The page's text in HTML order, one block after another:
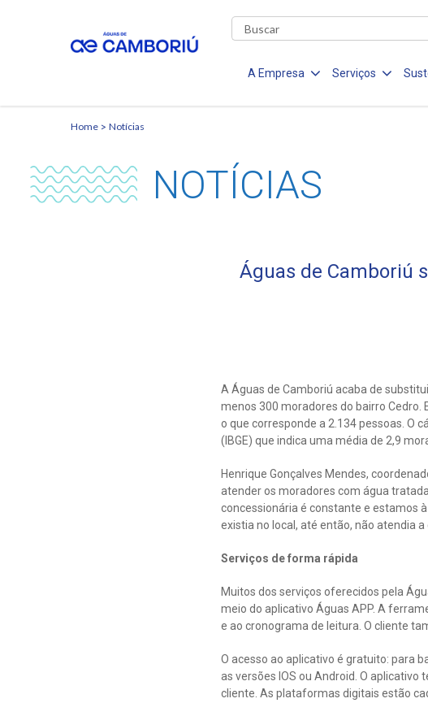
A Empresa Serviços
Home Notícias
NOTÍCIAS
Águas de Camboriú
A Águas de Camboriú acaba de
menos 300 moradores do bairro Cedro.
o que corresponde a 2.134 pessoas. O
(IBGE) que indica uma média de 2,9
Henrique Gonçalves Mendes,
atender os moradores com água
concessionária é constante e estamos
existia no local, até então, não atendia
Serviços de forma rápida
Muitos dos serviços oferecidos pela
meio do aplicativo Águas APP. A
e ao cronograma de leitura. O cliente
O acesso ao aplicativo é gratuito: para
as versões IOS ou Android. O
cliente. As plataformas digitais estão